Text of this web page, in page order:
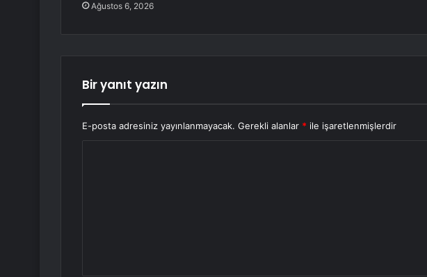
Ağustos 6, 2026
Bir yanıt yazın
E-posta adresiniz yayınlanmayacak. Gerekli alanlar * ile işaretlenmişlerdir